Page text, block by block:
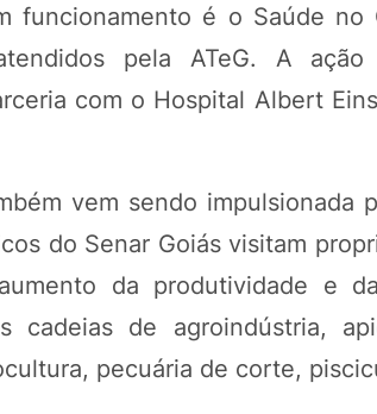
funcionamento é o Saúde no
pela ATeG. A
com o Hospital Albert
vem sendo impulsionada
do Senar Goiás visitam
da produtividade e
cadeias de agroindústria,
pecuária de corte,